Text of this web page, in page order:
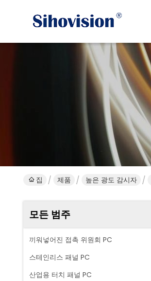
집 제품 높은 광도 감시자
모든 범주
끼워넣어진 접촉 위원회 PC
스테인리스 패널 PC
산업용 터치 패널 PC